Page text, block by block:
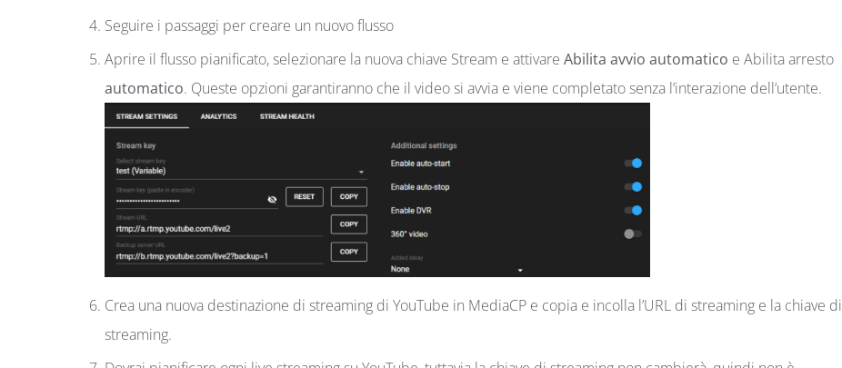
Seguire i passaggi per creare un nuovo flusso
Aprire il flusso pianificato, selezionare la nuova chiave Stream e attivare Abilita avvio automatico e Abilita arresto
automatico. Queste opzioni garantiranno che il video si avvia e viene completato senza l’interazione dell’utente.
Crea una nuova destinazione di streaming di YouTube in MediaCP e copia e incolla l’URL di streaming e la chiave di
streaming.